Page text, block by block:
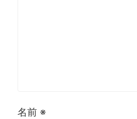
名前 ※